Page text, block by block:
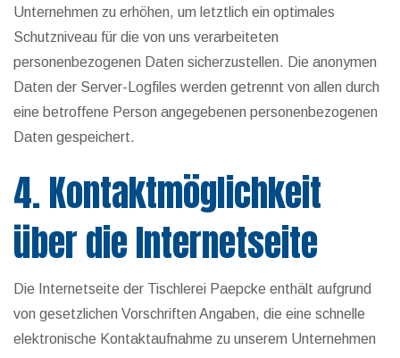
Unternehmen zu erhöhen, um letztlich ein optimales
Schutzniveau für die von uns verarbeiteten
personenbezogenen Daten sicherzustellen. Die anonymen
Daten der Server-Logfiles werden getrennt von allen durch
eine betroffene Person angegebenen personenbezogenen
Daten gespeichert.
4. Kontaktmöglichkeit
über die Internetseite
Die Internetseite der Tischlerei Paepcke enthält aufgrund
von gesetzlichen Vorschriften Angaben, die eine schnelle
elektronische Kontaktaufnahme zu unserem Unternehmen